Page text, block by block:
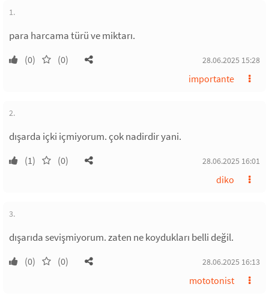
1.
para harcama türü ve miktarı.
(0) (0) 28.06.2025 15:28
importante
2.
dışarda içki içmiyorum. çok nadirdir yani.
(1) (0) 28.06.2025 16:01
diko
3.
dışarıda sevişmiyorum. zaten ne koydukları belli değil.
(0) (0) 28.06.2025 16:13
mototonist